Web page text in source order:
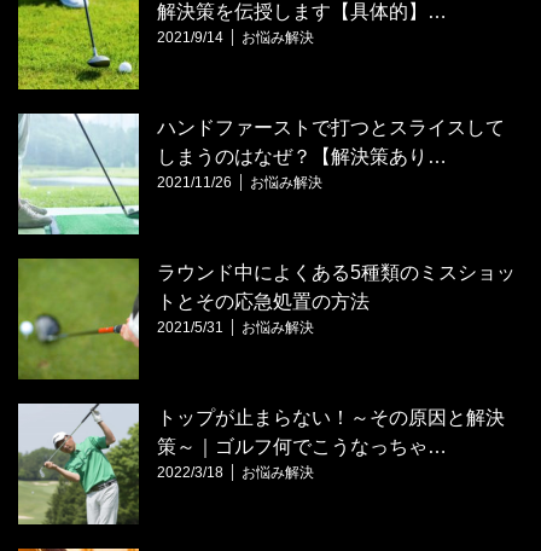
解決策を伝授します【具体的】…
2021/9/14 お悩み解決
ハンドファーストで打つとスライスして
しまうのはなぜ？【解決策あり…
2021/11/26 お悩み解決
ラウンド中によくある5種類のミスショッ
トとその応急処置の方法
2021/5/31 お悩み解決
トップが止まらない！～その原因と解決
策～｜ゴルフ何でこうなっちゃ…
2022/3/18 お悩み解決